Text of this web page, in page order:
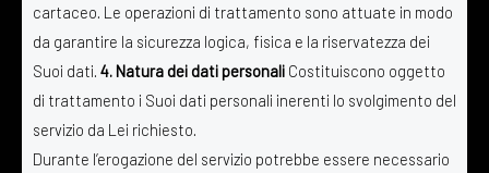
cartaceo. Le operazioni di trattamento sono attuate in modo
da garantire la sicurezza logica, fisica e la riservatezza dei
Suoi dati. 4. Natura dei dati personali Costituiscono oggetto
di trattamento i Suoi dati personali inerenti lo svolgimento del
servizio da Lei richiesto.
Durante l’erogazione del servizio potrebbe essere necessario